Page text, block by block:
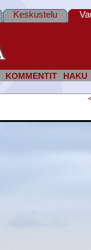
KOMMENTIT HAKU
Keskustelu